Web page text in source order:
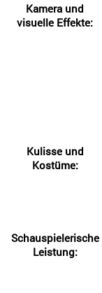
Kamera und
visuelle Effekte:
Kulisse und
Kostüme:
Schauspielerische
Leistung: